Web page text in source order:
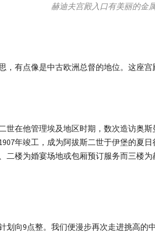
赫迪夫宫殿入口有美丽的金
，有点像是中古欧洲总督的地位。这座
世在他管理埃及地区时期，数次造访奥
年竣工，成为阿拔斯二世于伊堡的夏
楼为婚宴场地或包厢预订服务而三楼为
划向9点整。我们便漫步再次走进挑高